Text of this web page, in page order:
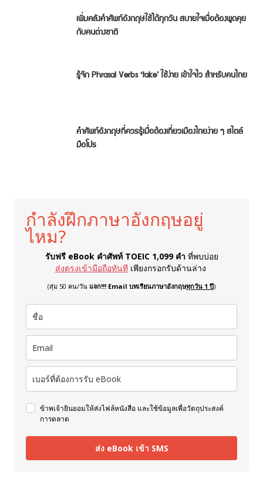
เพิ่มคลังคำศัพท์อังกฤษใช้ได้ทุกวัน สบายใจเมื่อต้องพูดคุย
กับคนต่างชาติ
รู้จัก Phrasal Verbs ‘take’ ใช้ง่าย เข้าใจไว สำหรับคนไทย
คำศัพท์อังกฤษที่ควรรู้เมื่อต้องเที่ยวเมืองไทยง่าย ๆ สไตล์
มือโปร
กำลังฝึกภาษาอังกฤษอยู่
ไหม?
รับฟรี eBook คำศัพท์ TOEIC 1,099 คำ ที่พบบ่อย
ส่งตรงเข้ามือถือทันที เพียงกรอกรับด้านล่าง
(สุ่ม 50 คน/วัน แจก!!! Email บทเรียนภาษาอังกฤษทุกวัน 1 ปี)
ข้าพเจ้ายินยอมให้ส่งไฟล์หนังสือ และใช้ข้อมูลเพื่อวัตถุประสงค์
การตลาด
ส่ง eBook เข้า SMS